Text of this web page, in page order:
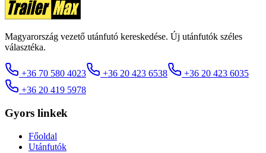
Magyarország vezető utánfutó kereskedése. Új utánfutók széles
választéka.
+36 70 580 4023 +36 20 423 6538
+36 20 423 6035
+36 20 419 5978
Gyors linkek
Főoldal
Utánfutók